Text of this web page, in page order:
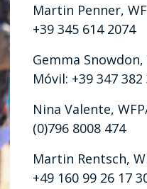
Martin Penner,
+39 345 614 2074
Gemma Snowdon,
Móvil: +39 347 382
Nina Valente,
(0)796 8008 474
Martin Rentsch,
+49 160 99 26 17